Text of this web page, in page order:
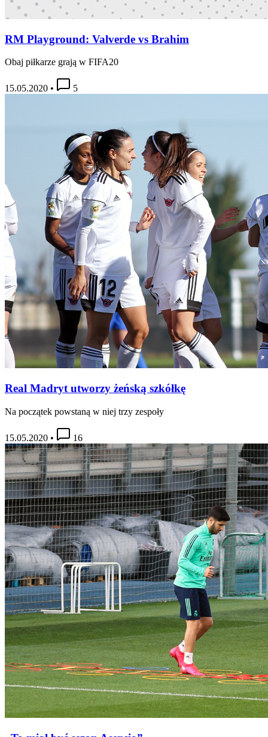
RM Playground: Valverde vs Brahim
Obaj piłkarze grają w FIFA20
15.05.2020 • 5
Real Madryt utworzy żeńską szkółkę
Na początek powstaną w niej trzy zespoły
15.05.2020 • 16